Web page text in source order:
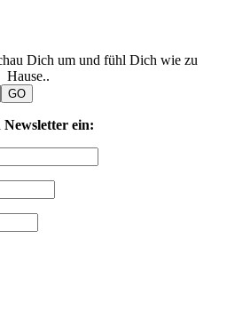
Dich um und fühl Dich wie zu
Hause..
ein: